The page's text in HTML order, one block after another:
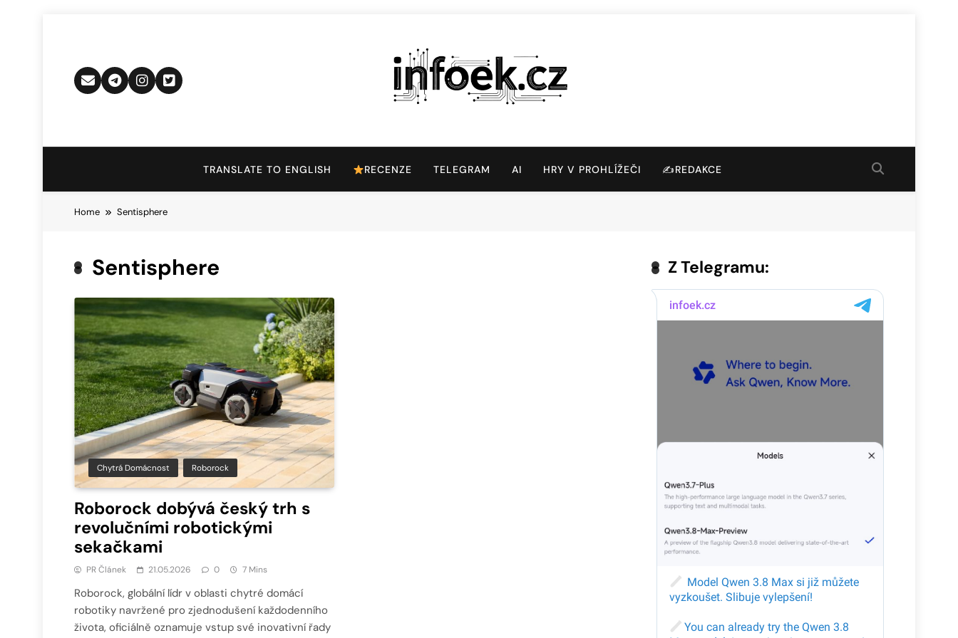
Infoek.cz
TRANSLATE TO ENGLISH RECENZE TELEGRAM AI HRY V PROHLÍŽEČI ✍️REDAKCE
Home Sentisphere
Sentisphere
Chytrá Domácnost Roborock
Roborock dobývá český trh s
revolučními robotickými
sekačkami
PR Článek 21.05.2026 0 7 Mins
Roborock, globální lídr v oblasti chytré domácí
robotiky navržené pro zjednodušení každodenního
života, oficiálně oznamuje vstup své inovativní řady
Z Telegramu: